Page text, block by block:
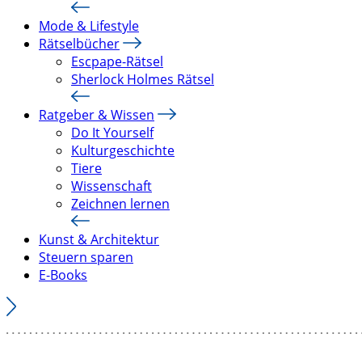
Mode & Lifestyle
Rätselbücher
Escpape-Rätsel
Sherlock Holmes Rätsel
Ratgeber & Wissen
Do It Yourself
Kulturgeschichte
Tiere
Wissenschaft
Zeichnen lernen
Kunst & Architektur
Steuern sparen
E-Books